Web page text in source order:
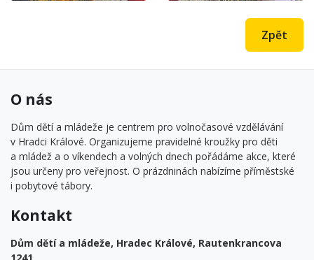
Zpět
O nás
Dům dětí a mládeže je centrem pro volnočasové vzdělávání
v Hradci Králové. Organizujeme pravidelné kroužky pro děti
a mládež a o víkendech a volných dnech pořádáme akce, které
jsou určeny pro veřejnost. O prázdninách nabízíme příměstské
i pobytové tábory.
Kontakt
Dům dětí a mládeže, Hradec Králové, Rautenkrancova